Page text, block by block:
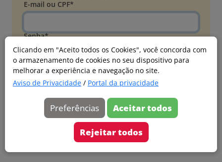
Clicando em "Aceito todos os Cookies", você concorda com
o armazenamento de cookies no seu dispositivo para
melhorar a experiência e navegação no site.
Aviso de Privacidade / Portal da privacidade
Preferências Aceitar todos
Rejeitar todos
E-mail ou CPF*
Senha*
Esqueci minha senha
Entrar
Acessar com Microsoft
Ainda não faz parte?
Cadastre-se
Versão 20260805.7